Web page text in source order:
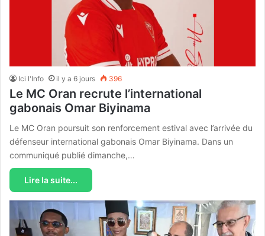
Ici l'Info il y a 6 jours 396
Le MC Oran recrute l’international
gabonais Omar Biyinama
Le MC Oran poursuit son renforcement estival avec l’arrivée du
défenseur international gabonais Omar Biyinama. Dans un
communiqué publié dimanche,…
Lire la suite...